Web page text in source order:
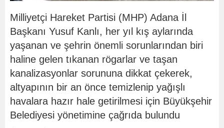
Milliyetçi Hareket Partisi (MHP) Adana İl
Başkanı Yusuf Kanlı, her yıl kış aylarında
yaşanan ve şehrin önemli sorunlarından biri
haline gelen tıkanan rögarlar ve taşan
kanalizasyonlar sorununa dikkat çekerek,
altyapının bir an önce temizlenip yağışlı
havalara hazır hale getirilmesi için Büyükşehir
Belediyesi yönetimine çağrıda bulundu